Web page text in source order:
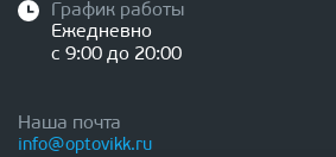
График работы
Ежедневно
с 9:00 до 20:00
Наша почта
info@optovikk.ru